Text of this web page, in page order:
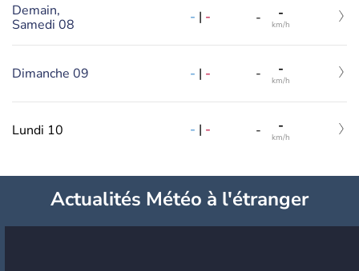
Demain,
Samedi 08
- | - - -
km/h
Dimanche 09 - | - - -
km/h
Lundi 10 - | - - -
km/h
Actualités Météo à l'étranger